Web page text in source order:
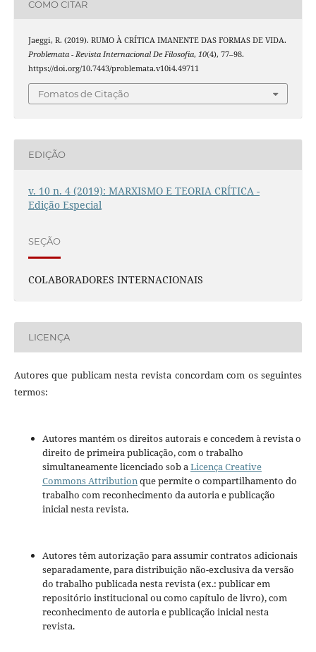
COMO CITAR
Jaeggi, R. (2019). RUMO À CRÍTICA IMANENTE DAS FORMAS DE VIDA.
Problemata - Revista Internacional De Filosofia, 10(4), 77–98.
https://doi.org/10.7443/problemata.v10i4.49711
Fomatos de Citação
EDIÇÃO
v. 10 n. 4 (2019): MARXISMO E TEORIA CRÍTICA -
Edição Especial
SEÇÃO
COLABORADORES INTERNACIONAIS
LICENÇA
Autores que publicam nesta revista concordam com os seguintes
termos:
Autores mantém os direitos autorais e concedem à revista o
direito de primeira publicação, com o trabalho
simultaneamente licenciado sob aLicença Creative
Commons Attributionque permite o compartilhamento do
trabalho com reconhecimento da autoria e publicação
inicial nesta revista.
Autores têm autorização para assumir contratos adicionais
separadamente, para distribuição não-exclusiva da versão
do trabalho publicada nesta revista (ex.: publicar em
repositório institucional ou como capítulo de livro), com
reconhecimento de autoria e publicação inicial nesta
revista.